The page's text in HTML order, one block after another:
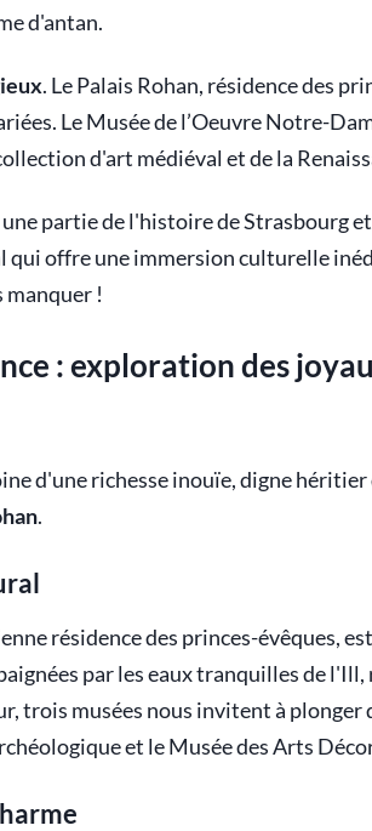
d'antan.
. Le Palais Rohan, résidence des
Le Musée de l’Oeuvre Notre-
d'art médiéval et de la
partie de l'histoire de Strasbourg et
offre une immersion culturelle
manquer !
: exploration des
d'une richesse inouïe, digne héritier
.
résidence des princes-évêques,
par les eaux tranquilles de
trois musées nous invitent à
et le Musée des Arts